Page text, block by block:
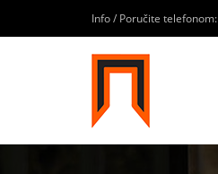
Info / Poručite telefonom: